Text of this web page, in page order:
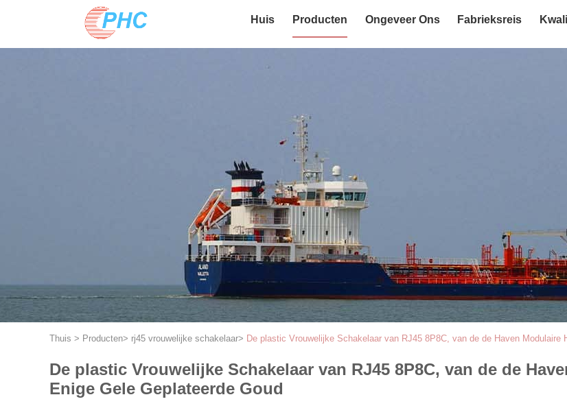
Huis Producten Ongeveer Ons Fabrieksreis
Thuis > Producten> rj45 vrouwelijke schakelaar> De plastic Vrouwelijke Schakelaar van RJ45 8P8C, van de de Haven Modulaire
De plastic Vrouwelijke Schakelaar van RJ45 8P8C, van de de
Enige Gele Geplateerde Goud